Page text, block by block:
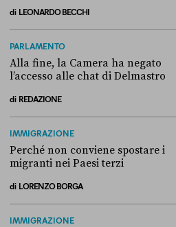
di LEONARDO BECCHI
PARLAMENTO
Alla fine, la Camera ha negato
l’accesso alle chat di Delmastro
di REDAZIONE
IMMIGRAZIONE
Perché non conviene spostare i
migranti nei Paesi terzi
di LORENZO BORGA
IMMIGRAZIONE